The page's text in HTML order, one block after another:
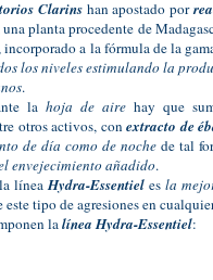
Clarinshan apostado por
una planta procedente de
incorporado a la fórmula de la
los niveles estimulando la
.
lahoja de airehay que
otros activos, conextracto de
de día como de nochede tal
envejecimiento añadido.
la líneaHydra-Essentieles la
tipo de agresiones en
lalínea Hydra-Essentiel: